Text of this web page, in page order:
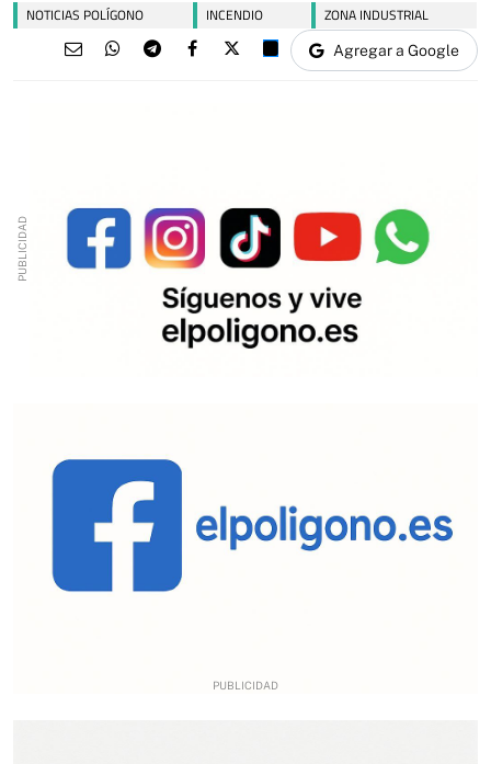
NOTICIAS POLÍGONO INCENDIO ZONA INDUSTRIAL
Agregar a Google